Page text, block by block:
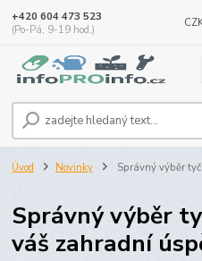
+420 604 473 523
(Po-Pá, 9-19 hod.)
Úvod Novinky Správný výběr
Správný výběr
váš zahradní